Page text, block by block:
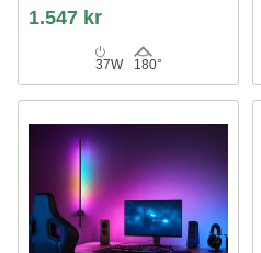
1.547 kr
37W 180°